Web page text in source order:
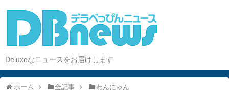
Deluxeなニュースをお届けします
ホーム 全記事 わんにゃん